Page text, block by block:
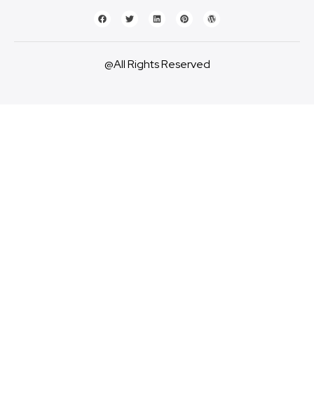
@All Rights Reserved